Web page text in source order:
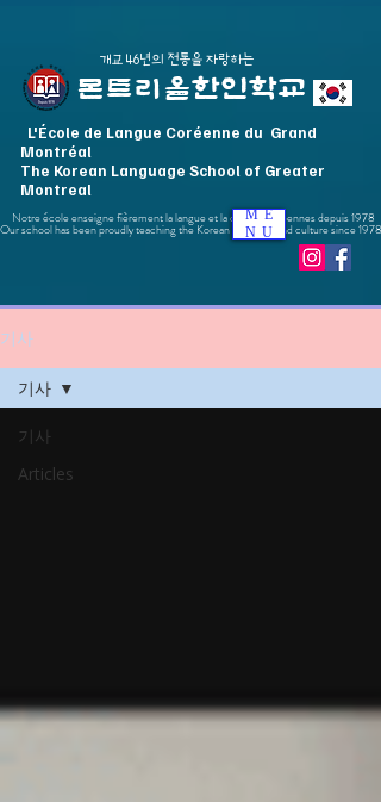
몬트리올한인학교
L'École de Langue Coréenne du Grand
Montréal
The Korean Language School of Greater
Montreal
​개교 46년의 전통을 자랑하는
Notre école enseigne fièrement la langue et la culture coréennes depuis 1978
Our school has been proudly teaching the Korean language and culture since 1978
ME
NU
기사
기사
Articles
기사